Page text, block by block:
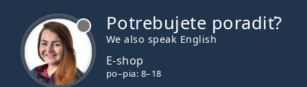
Potrebujete poradiť?
We also speak English
E-shop
po–pia: 8–18